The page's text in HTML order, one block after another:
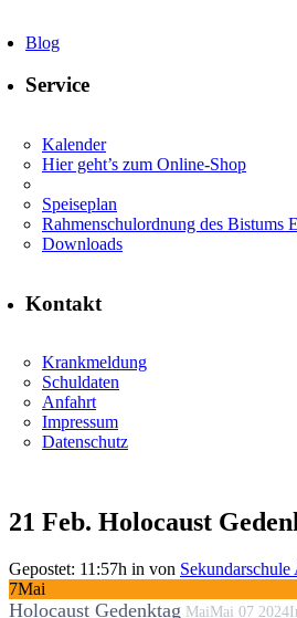
Blog
Service
Kalender
Hier geht’s zum Online-Shop
Speiseplan
Rahmenschulordnung des Bistums
Downloads
Kontakt
Krankmeldung
Schuldaten
Anfahrt
Impressum
Datenschutz
21 Feb. Holocaust
Gepostet: 11:57h in von
7Mai
Holocaust Gedenktag Mai Mai 07 2024